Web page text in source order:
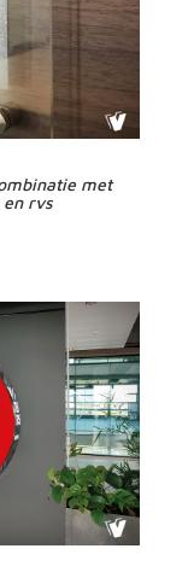
met
rvs